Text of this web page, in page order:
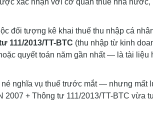
đối tượng kê khai thuế thu nhập cá
111/2013/TT-BTC (thu nhập từ kinh
quyết toán năm gần nhất — là tài liệu
né nghĩa vụ thuế trước mắt — nhưng mất
2007 + Thông tư 111/2013/TT-BTC vừa